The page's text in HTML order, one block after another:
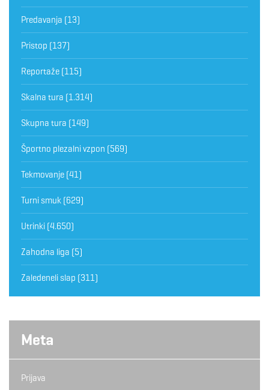
Predavanja (13)
Pristop (137)
Reportaže (115)
Skalna tura (1.314)
Skupna tura (149)
Športno plezalni vzpon (569)
Tekmovanje (41)
Turni smuk (629)
Utrinki (4.650)
Zahodna liga (5)
Zaledeneli slap (311)
Meta
Prijava